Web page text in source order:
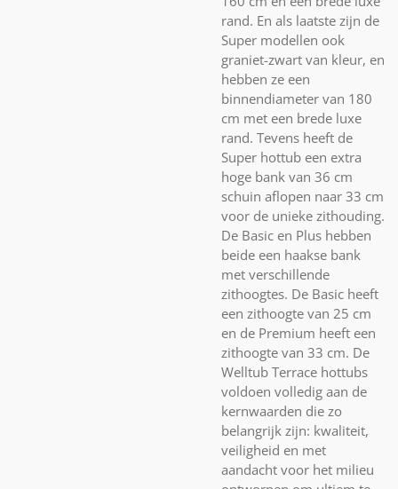
rand. En als laatste zijn de
Super modellen ook
graniet-zwart van kleur, en
hebben ze een
binnendiameter van 180
cm met een brede luxe
rand. Tevens heeft de
Super hottub een extra
hoge bank van 36 cm
schuin aflopen naar 33 cm
voor de unieke zithouding.
De Basic en Plus hebben
beide een haakse bank
met verschillende
zithoogtes. De Basic heeft
een zithoogte van 25 cm
en de Premium heeft een
zithoogte van 33 cm. De
Welltub Terrace hottubs
voldoen volledig aan de
kernwaarden die zo
belangrijk zijn: kwaliteit,
veiligheid en met
aandacht voor het milieu